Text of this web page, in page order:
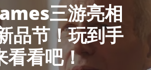
三游亮相
品节！玩到手
看看吧！